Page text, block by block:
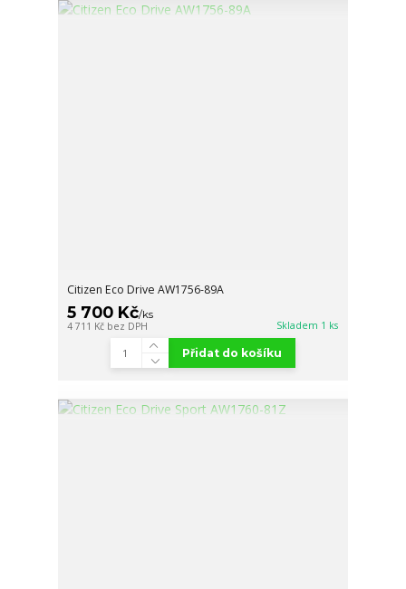
Citizen Eco Drive AW1756-89A
5 700 Kč/ks
4 711 Kč bez DPH Skladem 1 ks
Přidat do košíku